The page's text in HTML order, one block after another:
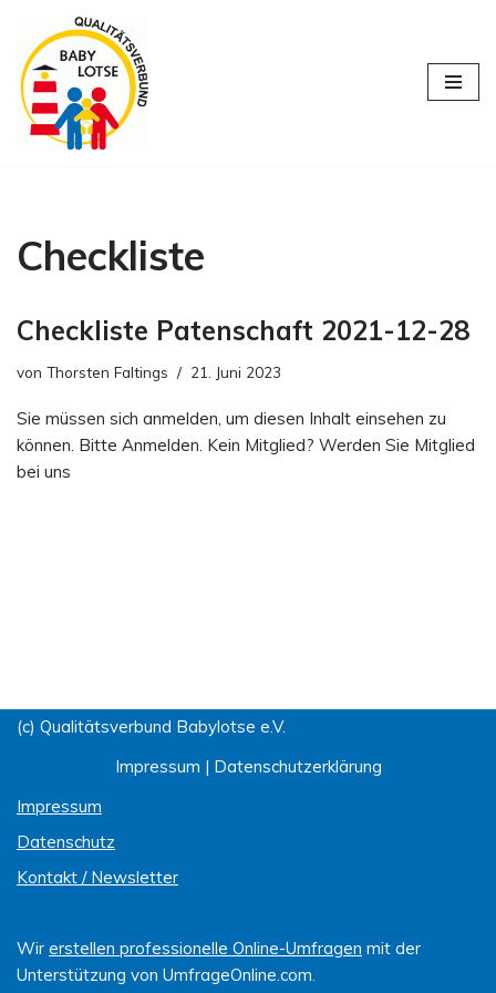
Zum
Inhalt
springen
Checkliste
Checkliste Patenschaft 2021-12-28
von Thorsten Faltings 21. Juni 2023
Sie müssen sich anmelden, um diesen Inhalt einsehen zu
können. Bitte Anmelden. Kein Mitglied? Werden Sie Mitglied
bei uns
(c) Qualitätsverbund Babylotse e.V.
Impressum | Datenschutzerklärung
Impressum
Datenschutz
Kontakt / Newsletter
Wir erstellen professionelle Online-Umfragen mit der
Unterstützung von UmfrageOnline.com.